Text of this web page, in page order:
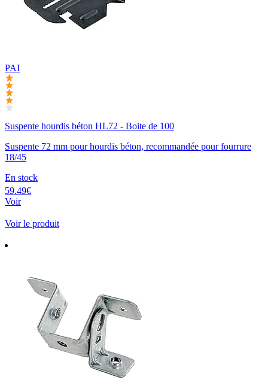
PAI
Suspente hourdis béton HL72 - Boite de 100
Suspente 72 mm pour hourdis béton, recommandée pour fourrure
18/45
En stock
59.49€
Voir
Voir le produit